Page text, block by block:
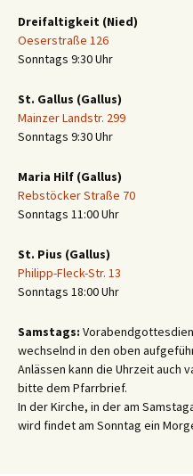
Dreifaltigkeit (Nied)
Oeserstraße 126
Sonntags 9:30 Uhr
St. Gallus (Gallus)
Mainzer Landstr. 299
Sonntags 9:30 Uhr
Maria Hilf (Gallus)
Rebstöcker Straße 70
Sonntags 11:00 Uhr
St. Pius (Gallus)
Philipp-Fleck-Str. 13
Sonntags 18:00 Uhr
Samstags:
wechselnd in den oben
Anlässen kann die Uhrzeit auch
bitte dem Pfarrbrief.
In der Kirche, in der am
wird findet am Sonntag ein